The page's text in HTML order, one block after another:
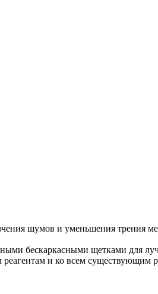
шумов и уменьшения трения
бескаркасными щетками для
и ко всем существующим